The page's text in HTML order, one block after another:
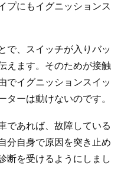
プにもイグニッションス
で、スイッチが入りバッ
えます。そのためが接触
でイグニッションスイッ
ターは動けないのです。
であれば、故障している
分自身で原因を突き止め
断を受けるようにしまし